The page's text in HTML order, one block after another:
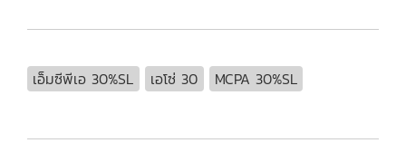
เอ็มซีพีเอ 30%SL เอโซ่ 30 MCPA 30%SL